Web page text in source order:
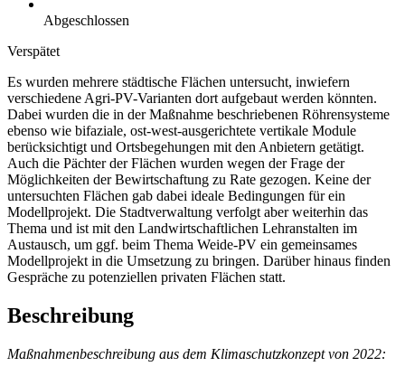
Abgeschlossen
Verspätet
Es wurden mehrere städtische Flächen untersucht, inwiefern
verschiedene Agri-PV-Varianten dort aufgebaut werden könnten.
Dabei wurden die in der Maßnahme beschriebenen Röhrensysteme
ebenso wie bifaziale, ost-west-ausgerichtete vertikale Module
berücksichtigt und Ortsbegehungen mit den Anbietern getätigt.
Auch die Pächter der Flächen wurden wegen der Frage der
Möglichkeiten der Bewirtschaftung zu Rate gezogen. Keine der
untersuchten Flächen gab dabei ideale Bedingungen für ein
Modellprojekt. Die Stadtverwaltung verfolgt aber weiterhin das
Thema und ist mit den Landwirtschaftlichen Lehranstalten im
Austausch, um ggf. beim Thema Weide-PV ein gemeinsames
Modellprojekt in die Umsetzung zu bringen. Darüber hinaus finden
Gespräche zu potenziellen privaten Flächen statt.
Beschreibung
Maßnahmenbeschreibung aus dem Klimaschutzkonzept von 2022: